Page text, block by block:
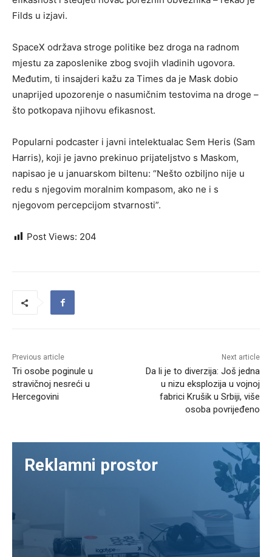
Filds u izjavi.
SpaceX održava stroge politike bez droga na radnom
mjestu za zaposlenike zbog svojih vladinih ugovora.
Međutim, ti insajderi kažu za Times da je Mask dobio
unaprijed upozorenje o nasumičnim testovima na droge –
što potkopava njihovu efikasnost.
Popularni podcaster i javni intelektualac Sem Heris (Sam
Harris), koji je javno prekinuo prijateljstvo s Maskom,
napisao je u januarskom biltenu: “Nešto ozbiljno nije u
redu s njegovim moralnim kompasom, ako ne i s
njegovom percepcijom stvarnosti”.
Post Views: 204
Previous article
Tri osobe poginule u
stravičnoj nesreći u
Hercegovini
Next article
Da li je to diverzija: Još jedna
u nizu eksplozija u vojnoj
fabrici Krušik u Srbiji, više
osoba povrijeđeno
Reklamni prostor